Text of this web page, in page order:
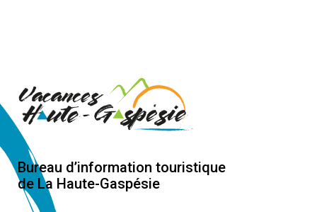
Bureau d’information touristique
de La Haute-Gaspésie